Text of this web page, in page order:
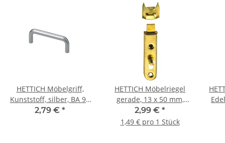
HETTICH Möbelgriff,
Kunststoff, silber, BA 96
mm
2,79 € *
HETTICH Möbelriegel
gerade, 13 x 50 mm,
vermessingt, 2 Stück
2,99 € *
1,49 € pro 1 Stück